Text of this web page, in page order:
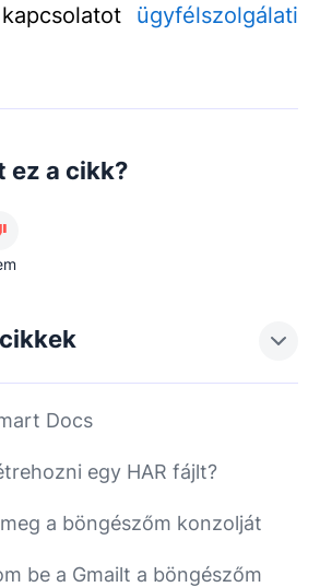
ügyfélszolgálati
ez a cikk?
Docs
egy HAR fájlt?
a böngészőm konzolját
be a Gmailt a böngészőm